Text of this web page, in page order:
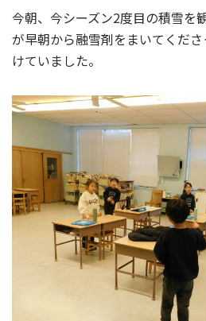
今朝、今シーズン2度目の積雪を
が早朝から融雪剤をまいてくだ
けていました。